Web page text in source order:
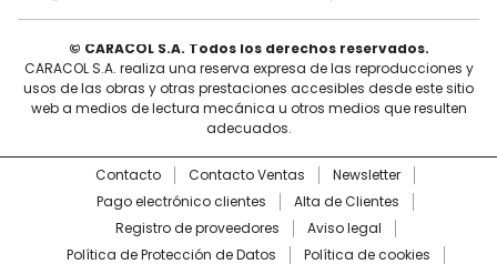
© CARACOL S.A. Todos los derechos reservados.
CARACOL S.A. realiza una reserva expresa de las reproducciones y
usos de las obras y otras prestaciones accesibles desde este sitio
web a medios de lectura mecánica u otros medios que resulten
adecuados.
Contacto Contacto Ventas
Newsletter
Pago electrónico clientes
Alta de Clientes
Registro de proveedores
Aviso legal
Política de Protección de Datos
Política de cookies